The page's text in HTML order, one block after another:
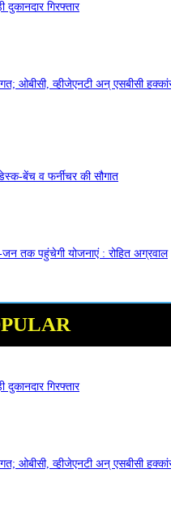
दुकानदार गिरफ्तार
ओबीसी, व्हीजेएनटी अन् एसबीसी
बेंच व फर्नीचर की सौगात
तक पहुंचेगी योजनाएं : रोहित अग्रवाल
दुकानदार गिरफ्तार
ओबीसी, व्हीजेएनटी अन् एसबीसी